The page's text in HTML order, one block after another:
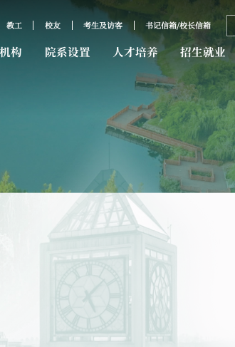
教工 校友 考生及访客 书记信箱/校长信箱
构 院系设置 人才培养 招生就业